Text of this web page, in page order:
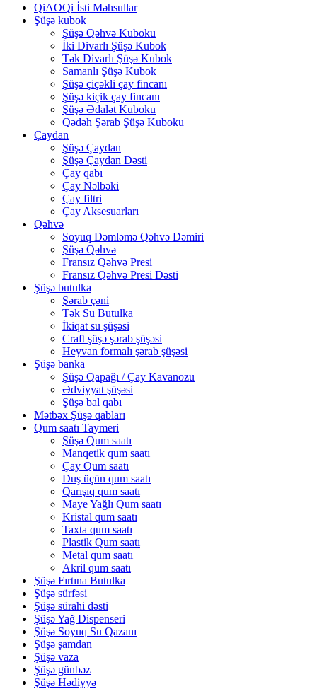
QiAOQi İsti Məhsullar
Şüşə kubok
Şüşə Qəhvə Kuboku
İki Divarlı Şüşə Kubok
Tək Divarlı Şüşə Kubok
Samanlı Şüşə Kubok
Şüşə çiçəkli çay fincanı
Şüşə kiçik çay fincanı
Şüşə Ədalət Kuboku
Qədəh Şərab Şüşə Kuboku
Çaydan
Şüşə Çaydan
Şüşə Çaydan Dəsti
Çay qabı
Çay Nəlbəki
Çay filtri
Çay Aksesuarları
Qəhvə
Soyuq Dəmləmə Qəhvə Dəmiri
Şüşə Qəhvə
Fransız Qəhvə Presi
Fransız Qəhvə Presi Dəsti
Şüşə butulka
Şərab çəni
Tək Su Butulka
İkiqat su şüşəsi
Craft şüşə şərab şüşəsi
Heyvan formalı şərab şüşəsi
Şüşə banka
Şüşə Qapağı / Çay Kavanozu
Ədviyyat şüşəsi
Şüşə bal qabı
Mətbəx Şüşə qabları
Qum saatı Taymeri
Şüşə Qum saatı
Manqetik qum saatı
Çay Qum saatı
Duş üçün qum saatı
Qarışıq qum saatı
Maye Yağlı Qum saatı
Kristal qum saatı
Taxta qum saatı
Plastik Qum saatı
Metal qum saatı
Akril qum saatı
Şüşə Fırtına Butulka
Şüşə sürfəsi
Şüşə sürahi dəsti
Şüşə Yağ Dispenseri
Şüşə Soyuq Su Qazanı
Şüşə şamdan
Şüşə vaza
Şüşə günbəz
Şüşə Hədiyyə